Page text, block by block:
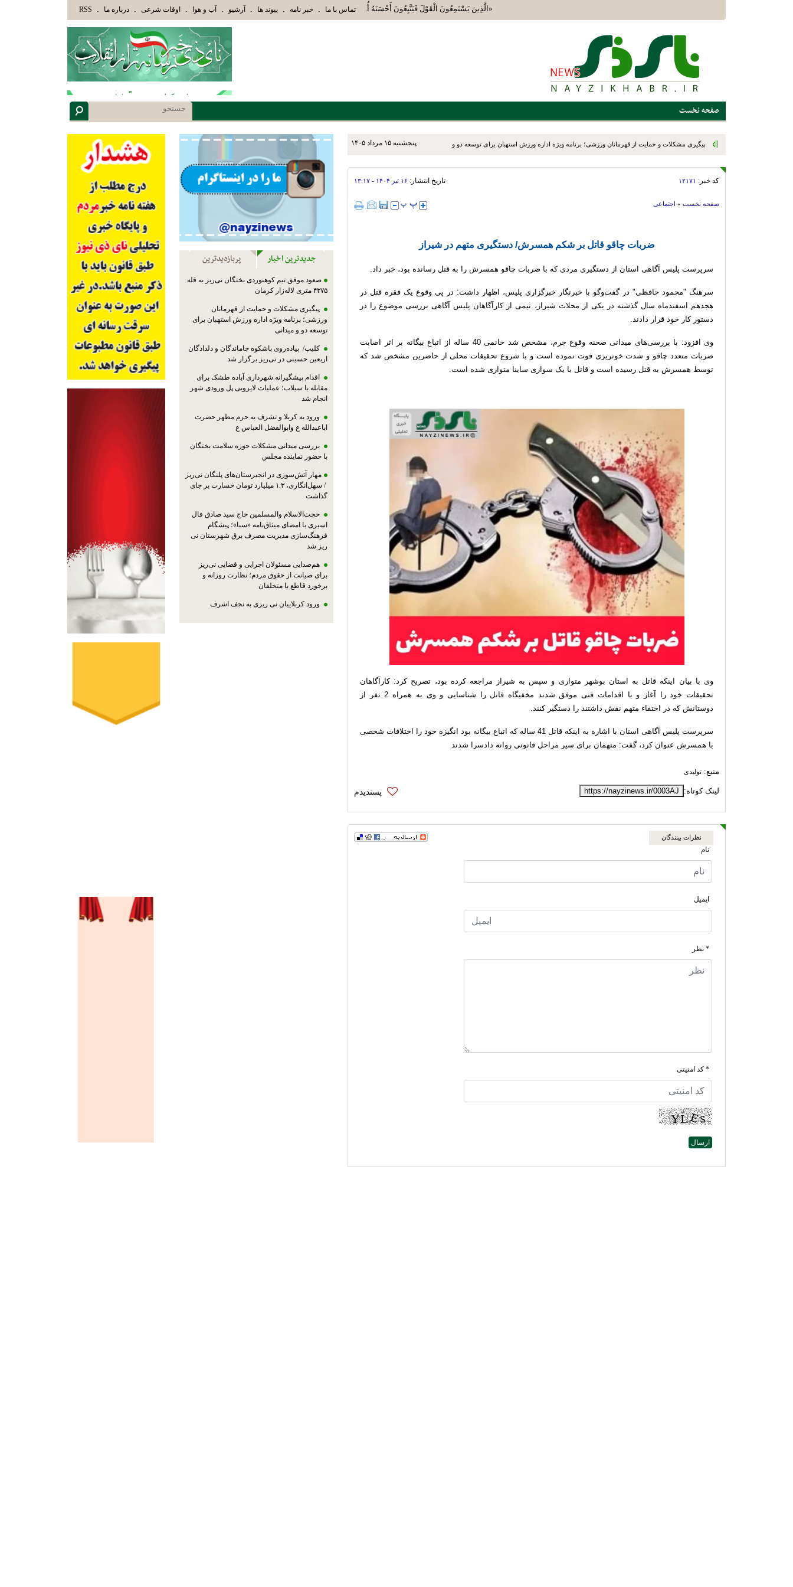
«الَّذِينَ يَسْتَمِعُونَ الْقَوْلَ فَيَتَّبِعُونَ أَحْسَنَهُ أُوْلَئِكَ الَّذِينَ هَدَاهُمُ اللَّهُ وَأُوْلَئِكَ هُمْ أُوْلُوا الْأَلْبَابِ» عاقلان هدایت یافته،حرفها را میشنوند و سپس بهترین را انتخاب
تماس با ما . خبر نامه . پیوند ها . آرشیو . آب و هوا . اوقات شرعی . درباره ما .
RSS
صفحه نخست
پنجشنبه ۱۵ مرداد ۱۴۰۵
کد خبر: ۱۲۱۷۱ تاریخ انتشار: ۱۶ تير ۱۴۰۴ - ۱۳:۱۷
صفحه نخست » اجتماعی
ضربات چاقو قاتل بر شکم همسرش/ دستگیری متهم در شیراز
سرپرست پلیس آگاهی استان از دستگیری مردی که با ضربات چاقو همسرش را به قتل رسانده بود، خبر داد.
سرهنگ "محمود حافظی" در گفت‌وگو با خبرنگار خبرگزاری پلیس، اظهار داشت: در پی وقوع یک فقره قتل در
هجدهم اسفندماه سال گذشته در یکی از محلات شیراز، تیمی از کارآگاهان پلیس آگاهی بررسی موضوع را در
دستور کار خود قرار دادند.
وی افزود: با بررسی‌های میدانی صحنه وقوع جرم، مشخص شد خانمی 40 ساله از اتباع بیگانه بر اثر اصابت
ضربات متعدد چاقو و شدت خونریزی فوت نموده است و با شروع تحقیقات محلی از حاضرین مشخص شد که
توسط همسرش به قتل رسیده است و قاتل با یک سواری ساینا متواری شده است.
وی با بیان اینکه قاتل به استان بوشهر متواری و سپس به شیراز مراجعه کرده بود، تصریح کرد: کارآگاهان
تحقیقات خود را آغاز و با اقدامات فنی موفق شدند مخفیگاه قاتل را شناسایی و وی به همراه 2 نفر از
دوستانش که در اختفاء متهم نقش داشتند را دستگیر کنند.
سرپرست پلیس آگاهی استان با اشاره به اینکه قاتل 41 ساله که اتباع بیگانه بود انگیزه خود را اختلافات شخصی
با همسرش عنوان کرد، گفت: متهمان برای سیر مراحل قانونی روانه دادسرا شدند
منبع: تولیدی
لینک کوتاه: https://nayzinews.ir/0003AJ
نظرات بینندگان
نام
ایمیل
* نظر
* کد امنیتی
جدیدترین اخبار پربازدیدترین
صعود موفق تیم کوهنوردی بختگان نی‌ریز به قله
۴۳۷۵ متری لاله‌زار کرمان
پیگیری مشکلات و حمایت از قهرمانان
ورزشی؛ برنامه ویژه اداره ورزش استهبان برای
توسعه دو و میدانی
کلیپ/ پیاده‌روی باشکوه جاماندگان و دلدادگان
اربعین حسینی در نی‌ریز برگزار شد
اقدام پیشگیرانه شهرداری آباده طشک برای
مقابله با سیلاب؛ عملیات لایروبی پل ورودی شهر
انجام شد
ورود به کربلا و تشرف به حرم مطهر حضرت
اباعبدالله ع وابوالفضل العباس ع
بررسی میدانی مشکلات حوزه سلامت بختگان
با حضور نماینده مجلس
مهار آتش‌سوزی در انجیرستان‌های پلنگان نی‌ریز
/ سهل‌انگاری، ۱.۳ میلیارد تومان خسارت بر جای
گذاشت
حجت‌الاسلام والمسلمین حاج سید صادق فال
اسیری با امضای میثاق‌نامه «سبا»؛ پیشگام
فرهنگ‌سازی مدیریت مصرف برق شهرستان نی
ریز شد
هم‌صدایی مسئولان اجرایی و قضایی نی‌ریز
برای صیانت از حقوق مردم؛ نظارت روزانه و
برخورد قاطع با متخلفان
ورود کربلاییان نی ریزی به نجف اشرف